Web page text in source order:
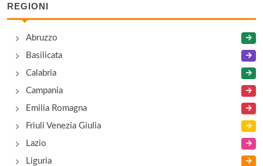
REGIONI
Abruzzo
Basilicata
Calabria
Campania
Emilia Romagna
Friuli Venezia Giulia
Lazio
Liguria